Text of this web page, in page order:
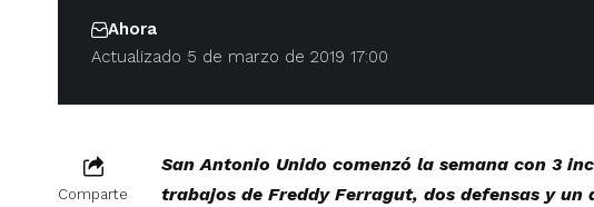
Actualizado 5 de marzo de 2019 17:00
Ahora
Comparte
San Antonio Unido comenzó la semana con 3
trabajos de Freddy Ferragut, dos defensas y